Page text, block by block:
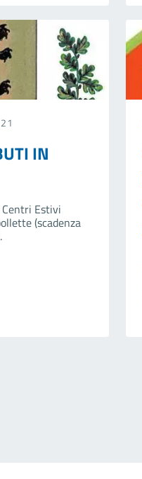
IN
Estivi
(scadenza